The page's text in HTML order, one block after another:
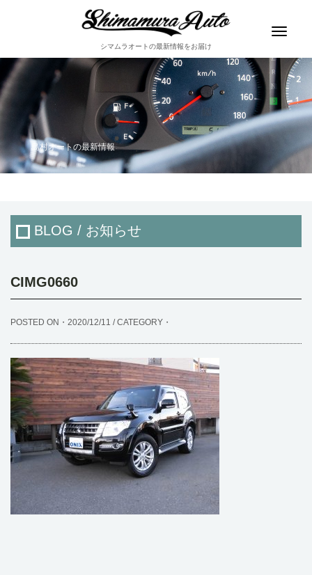
シマムラオートの最新情報をお届け
Toggle
島村オートの最新情報
BLOG / お知らせ
CIMG0660
POSTED ON・2020/12/11 / CATEGORY・